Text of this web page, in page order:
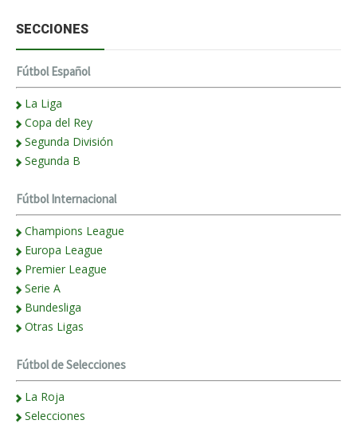
SECCIONES
Fútbol Español
La Liga
Copa del Rey
Segunda División
Segunda B
Fútbol Internacional
Champions League
Europa League
Premier League
Serie A
Bundesliga
Otras Ligas
Fútbol de Selecciones
La Roja
Selecciones